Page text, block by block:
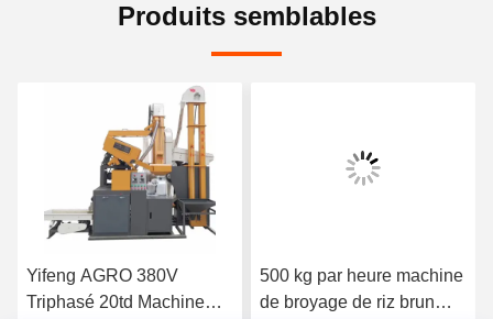
Produits semblables
Yifeng AGRO 380V
Triphasé 20td Machine
500 kg par heure machine
de broyage de riz brun